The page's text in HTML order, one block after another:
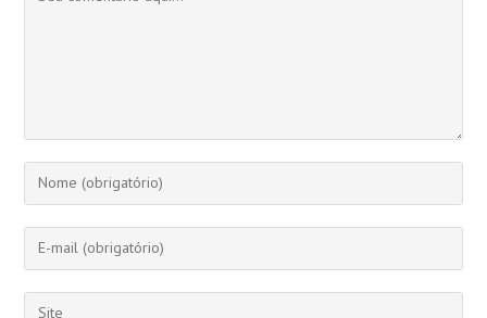
Digite
seu
nome
ou
de
Digite
seu
endereço
Digite